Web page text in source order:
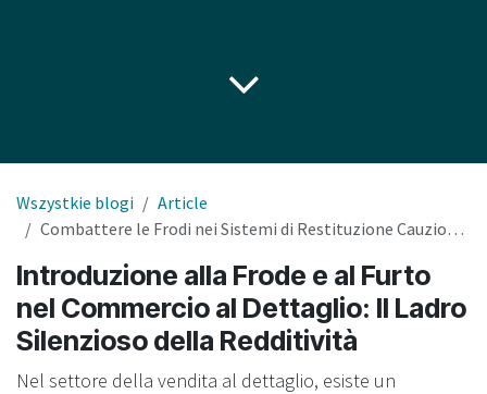
Wszystkie blogi
Article
Combattere le Frodi nei Sistemi di Restituzione Cauzionale: Il Ruolo della Tecnologia Avanzata nelle Reverse Vending Machines
Introduzione alla Frode e al Furto
nel Commercio al Dettaglio: Il Ladro
Silenzioso della Redditività
Nel settore della vendita al dettaglio, esiste un